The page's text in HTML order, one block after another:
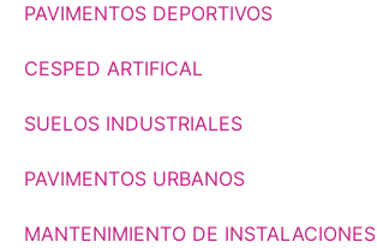
PAVIMENTOS DEPORTIVOS
CESPED ARTIFICAL
SUELOS INDUSTRIALES
PAVIMENTOS URBANOS
MANTENIMIENTO DE INSTALACIONES